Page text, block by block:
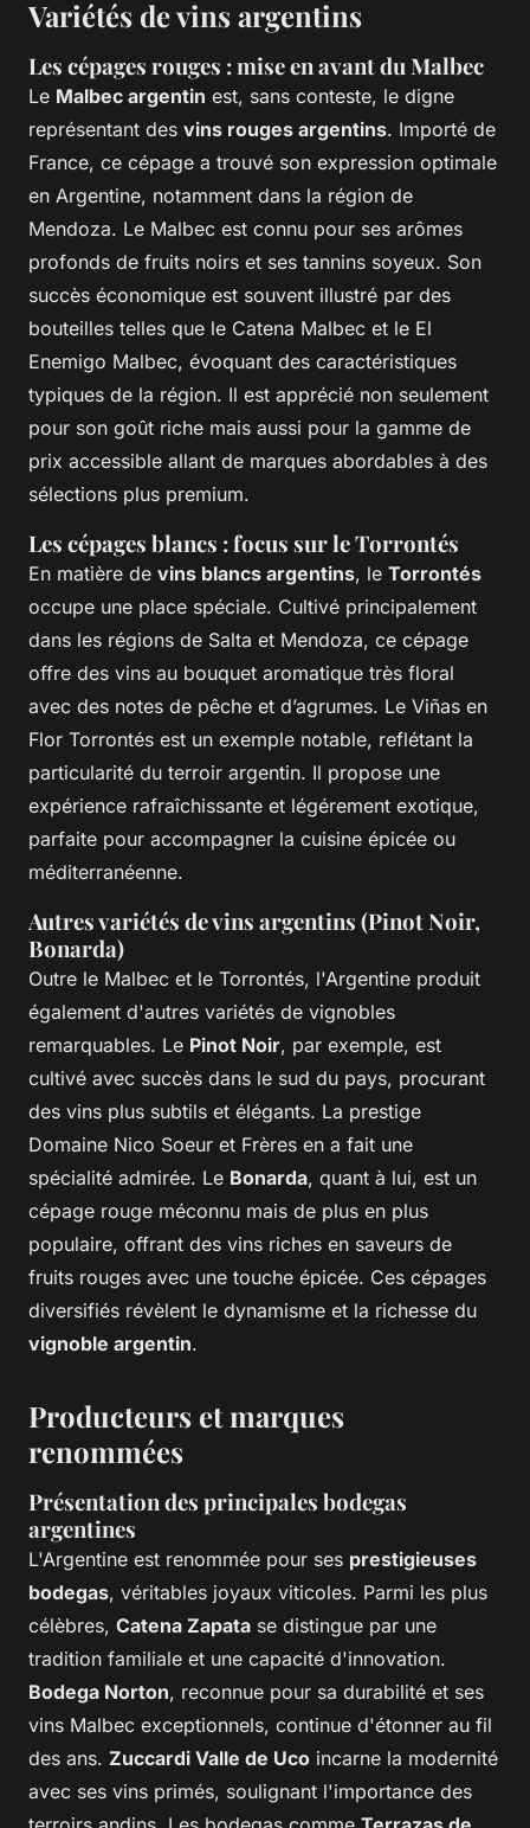
Variétés de vins argentins
Les cépages rouges : mise en avant du Malbec
Le Malbec argentin est, sans conteste, le digne
représentant des vins rouges argentins. Importé de
France, ce cépage a trouvé son expression optimale
en Argentine, notamment dans la région de
Mendoza. Le Malbec est connu pour ses arômes
profonds de fruits noirs et ses tannins soyeux. Son
succès économique est souvent illustré par des
bouteilles telles que le Catena Malbec et le El
Enemigo Malbec, évoquant des caractéristiques
typiques de la région. Il est apprécié non seulement
pour son goût riche mais aussi pour la gamme de
prix accessible allant de marques abordables à des
sélections plus premium.
Les cépages blancs : focus sur le Torrontés
En matière de vins blancs argentins, le Torrontés
occupe une place spéciale. Cultivé principalement
dans les régions de Salta et Mendoza, ce cépage
offre des vins au bouquet aromatique très floral
avec des notes de pêche et d’agrumes. Le Viñas en
Flor Torrontés est un exemple notable, reflétant la
particularité du terroir argentin. Il propose une
expérience rafraîchissante et légérement exotique,
parfaite pour accompagner la cuisine épicée ou
méditerranéenne.
Autres variétés de vins argentins (Pinot Noir,
Bonarda)
Outre le Malbec et le Torrontés, l'Argentine produit
également d'autres variétés de vignobles
remarquables. Le Pinot Noir, par exemple, est
cultivé avec succès dans le sud du pays, procurant
des vins plus subtils et élégants. La prestige
Domaine Nico Soeur et Frères en a fait une
spécialité admirée. Le Bonarda, quant à lui, est un
cépage rouge méconnu mais de plus en plus
populaire, offrant des vins riches en saveurs de
fruits rouges avec une touche épicée. Ces cépages
diversifiés révèlent le dynamisme et la richesse du
vignoble argentin.
Producteurs et marques
renommées
Présentation des principales bodegas
argentines
L'Argentine est renommée pour ses prestigieuses
bodegas, véritables joyaux viticoles. Parmi les plus
célèbres, Catena Zapata se distingue par une
tradition familiale et une capacité d'innovation.
Bodega Norton, reconnue pour sa durabilité et ses
vins Malbec exceptionnels, continue d'étonner au fil
des ans. Zuccardi Valle de Uco incarne la modernité
avec ses vins primés, soulignant l'importance des